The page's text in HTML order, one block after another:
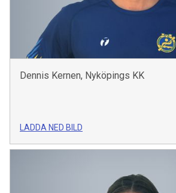
Dennis Kernen, Nyköpings KK
LADDA NED BILD